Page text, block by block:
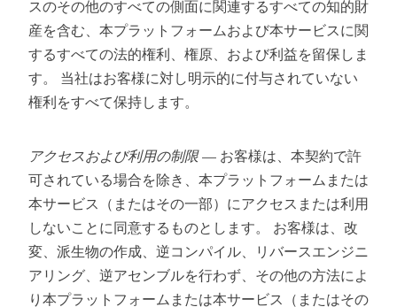
スのその他のすべての側面に関連するすべての知的財
産を含む、本プラットフォームおよび本サービスに関
するすべての法的権利、権原、および利益を留保しま
す。 当社はお客様に対し明示的に付与されていない
権利をすべて保持します。
アクセスおよび利用の制限 — お客様は、本契約で許
可されている場合を除き、本プラットフォームまたは
本サービス（またはその一部）にアクセスまたは利用
しないことに同意するものとします。 お客様は、改
変、派生物の作成、逆コンパイル、リバースエンジニ
アリング、逆アセンブルを行わず、その他の方法によ
り本プラットフォームまたは本サービス（またはその